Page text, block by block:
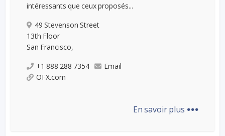
intéressants que ceux proposés...
49 Stevenson Street
13th Floor
San Francisco,
+1 888 288 7354
Email
OFX.com
En savoir plus ...